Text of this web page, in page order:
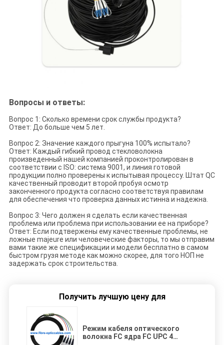
Вопросы и ответы:
Вопрос 1: Сколько времени срок службы продукта?
Ответ: До больше чем 5 лет.
Вопрос 2: Значение каждого прыгуна 100% испытало?
Ответ: Каждый гибкий провод стекловолокна
произведенный нашей компанией проконтролирован в
соответствии с ISO: система 9001, и линия готовой
продукции полно проверены к испытывая процессу. Штат QC
качественный проводит второй пробуя осмотр
законченного продукта согласно соответствуя правилам
для обеспечения что проверка данных истинна и надежна.
Вопрос 3: Чего должен я сделать если качественная
проблема или проблема при использовании ее на приборе?
Ответ: Если подтвержены ему качественные проблемы, не
ложные majeure или человеческие факторы, то мы отправим
вами такие же спецификации и модели бесплатно в самом
быстром грузя методе как можно скорее, для того НОП не
задержать срок строительства.
Получить лучшую цену для
Режим кабеля оптического
волокна FC ядра FC UPC 4